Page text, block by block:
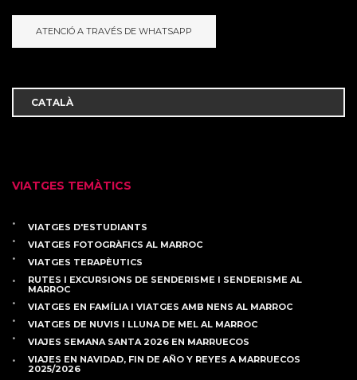
ATENCIÓ A TRAVÉS DE WHATSAPP
VIATGES TEMÀTICS
VIATGES D'ESTUDIANTS
VIATGES FOTOGRÀFICS AL MARROC
VIATGES TERAPÈUTICS
RUTES I EXCURSIONS DE SENDERISME I SENDERISME AL
MARROC
VIATGES EN FAMÍLIA I VIATGES AMB NENS AL MARROC
VIATGES DE NUVIS I LLUNA DE MEL AL MARROC
VIAJES SEMANA SANTA 2026 EN MARRUECOS
VIAJES EN NAVIDAD, FIN DE AÑO Y REYES A MARRUECOS
2025/2026